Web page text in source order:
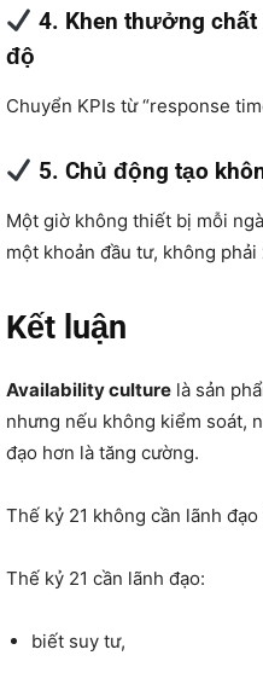
4. Khen thưởng
độ
Chuyển KPIs từ “response
5. Chủ động tạo
Một giờ không thiết bị mỗi
một khoản đầu tư, không phải
Kết luận
Availability culture là sản
nhưng nếu không kiểm soát,
đạo hơn là tăng cường.
Thế kỷ 21 không cần lãnh
Thế kỷ 21 cần lãnh đạo:
biết suy tư,